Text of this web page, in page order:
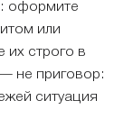
оформите
или
их строго в
не приговор:
ситуация